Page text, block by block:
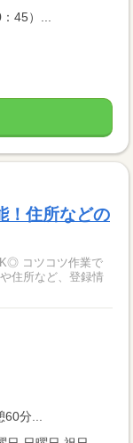
45）...
！住所などの
ツコツ作業で
分...